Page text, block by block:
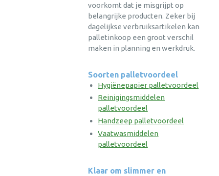
voorkomt dat je misgrijpt op
belangrijke producten. Zeker bij
dagelijkse verbruiksartikelen kan
palletinkoop een groot verschil
maken in planning en werkdruk.
Soorten palletvoordeel
Hygiënepapier palletvoordeel
Reinigingsmiddelen
palletvoordeel
Handzeep palletvoordeel
Vaatwasmiddelen
palletvoordeel
Klaar om slimmer en